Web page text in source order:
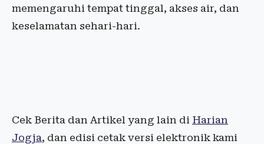
memengaruhi tempat tinggal, akses air, dan
keselamatan sehari-hari.
Cek Berita dan Artikel yang lain di Harian
Jogja, dan edisi cetak versi elektronik kami